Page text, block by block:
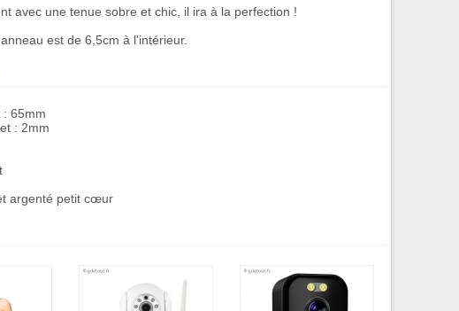
avec une tenue sobre et chic, il ira à la perfection !
est de 6,5cm à l'intérieur.
: 65mm
: 2mm
argenté petit cœur